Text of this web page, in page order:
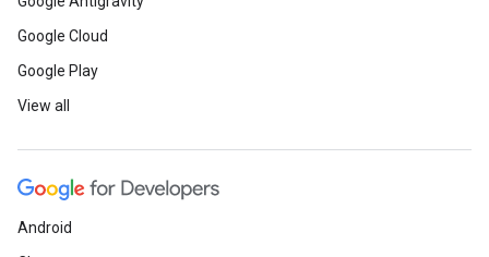
Google Cloud
Google Play
View all
Android